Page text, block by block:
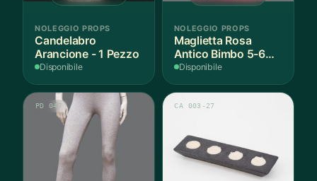
NOLEGGIO PROPS
Candelabro
Arancione - 1 Pezzo
Disponibile
NOLEGGIO PROPS
Maglietta Rosa
Antico Bimbo 5-6
Anni Cotone - 1
Disponibile
PD 047 CA 003-27